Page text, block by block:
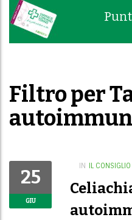
Filtro per
25
GIU
IN IL